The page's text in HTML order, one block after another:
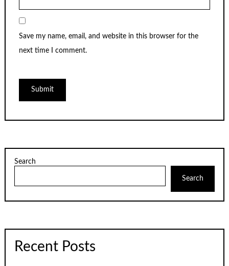
Save my name, email, and website in this browser for the
next time I comment.
Search
Search
Recent Posts